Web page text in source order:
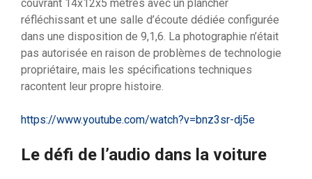
couvrant 14x12x5 mètres avec un plancher
réfléchissant et une salle d’écoute dédiée configurée
dans une disposition de 9,1,6. La photographie n’était
pas autorisée en raison de problèmes de technologie
propriétaire, mais les spécifications techniques
racontent leur propre histoire.
https://www.youtube.com/watch?v=bnz3sr-dj5e
Le défi de l’audio dans la voiture